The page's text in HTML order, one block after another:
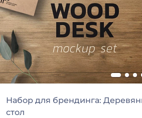
Набор для брендинга:
стол